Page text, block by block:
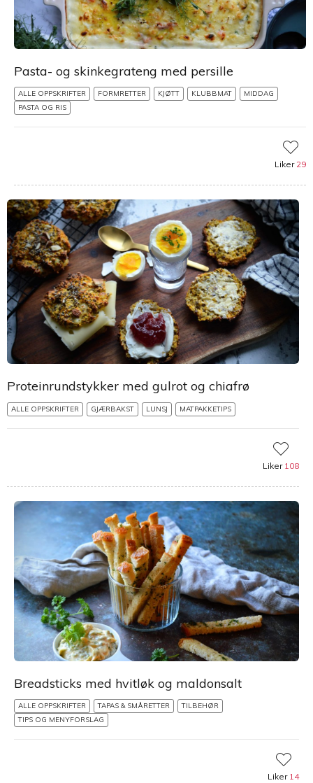
Pasta- og skinkegrateng med persille
ALLE OPPSKRIFTER FORMRETTER KJØTT KLUBBMAT
MIDDAG
PASTA OG RIS
Liker 29
Proteinrundstykker med gulrot og chiafrø
ALLE OPPSKRIFTER GJÆRBAKST LUNSJ MATPAKKETIPS
Liker 108
Breadsticks med hvitløk og maldonsalt
ALLE OPPSKRIFTER TAPAS & SMÅRETTER
TILBEHØR
TIPS OG MENYFORSLAG
Liker 14